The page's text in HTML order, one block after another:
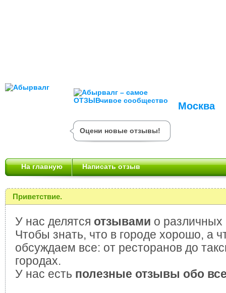
Москва
Оцени новые отзывы!
На главную Написать отзыв
Приветствие.
У нас делятся отзывами о различных
Чтобы знать, что в городе хорошо, а
обсуждаем все: от ресторанов до
городах.
У нас есть полезные отзывы обо